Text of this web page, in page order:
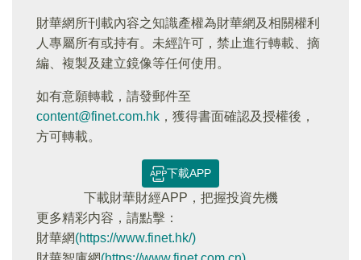
財華網所刊載內容之知識產權為財華網及相關權利
人專屬所有或持有。未經許可，禁止進行轉載、摘
編、複製及建立鏡像等任何使用。
如有意願轉載，請發郵件至
content@finet.com.hk ，獲得書面確認及授權後，
方可轉載。
下載APP
下載財華財經APP，把握投資先機
更多精彩内容，請點擊：
財華網(https://www.finet.hk/)